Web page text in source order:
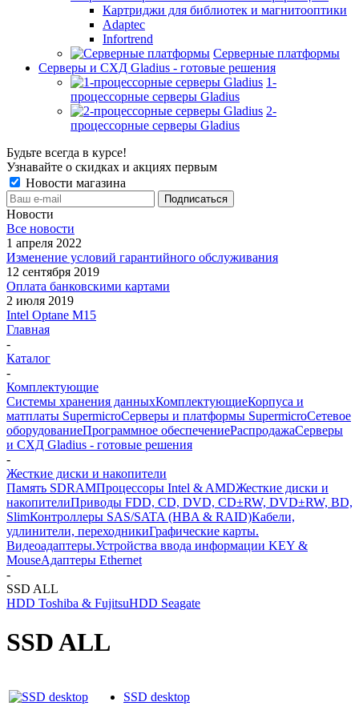
Картриджи для библиотек и магнитооптики
Adaptec
Infortrend
Серверные платформы
Серверы и СХД Gladius - готовые решения
1-
процессорные серверы Gladius
2-
процессорные серверы Gladius
Будьте всегда в курсе!
Узнавайте о скидках и акциях первым
Новости магазина
Новости
Все новости
1 апреля 2022
Изменение условий гарантийного обслуживания
12 сентября 2019
Оплата банковскими картами
2 июля 2019
Intel Optane M15
Главная
-
Каталог
-
Комплектующие
Системы хранения данныхКомплектующиеКорпуса и
матплаты SupermicroСерверы и платформы SupermicroСетевое
оборудованиеПрограммное обеспечениеРаспродажаСерверы
и СХД Gladius - готовые решения
-
Жесткие диски и накопители
Память SDRAMПроцессоры Intel & AMDЖесткие диски и
накопителиПриводы FDD, CD, DVD, CD±RW, DVD±RW, BD,
SlimКонтроллеры SAS/SATA (HBA & RAID)Кабели,
удлинители, переходникиГрафические карты.
Видеоадаптеры.Устройства ввода информации KEY &
MouseАдаптеры Ethernet
-
SSD ALL
HDD Toshiba & FujitsuHDD Seagate
SSD ALL
SSD desktop